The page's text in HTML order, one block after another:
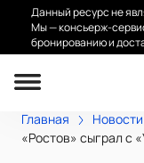
Данный ресурс не
Мы — консьерж-
бронированию и
Главная
Новости
«Ростов» сыграл с